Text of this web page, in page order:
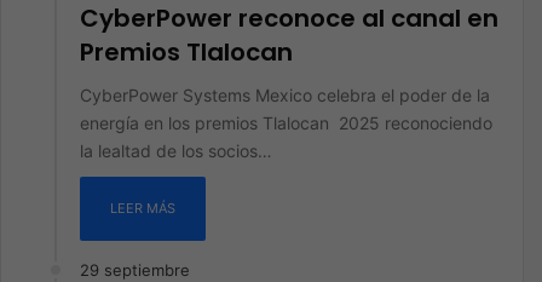
CyberPower reconoce al canal en
Premios Tlalocan
CyberPower Systems Mexico celebra el poder de la
energía en los premios Tlalocan 2025 reconociendo
la lealtad de los socios…
LEER MÁS
29 septiembre